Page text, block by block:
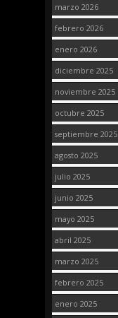
marzo 2026
febrero 2026
enero 2026
diciembre 2025
noviembre 2025
octubre 2025
septiembre 2025
agosto 2025
julio 2025
junio 2025
mayo 2025
abril 2025
marzo 2025
febrero 2025
enero 2025